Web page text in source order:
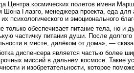
Центра космических полетов имени
Шона Глазго, менеджера проекта, еда
их психологического и эмоционального
только обеспечивает питание тела, но и
частичку питания души. После
в месте, далёком от дома», —
диспенсера является частью более
миссий в дальнем космосе. Такие
и изобретательности, которое